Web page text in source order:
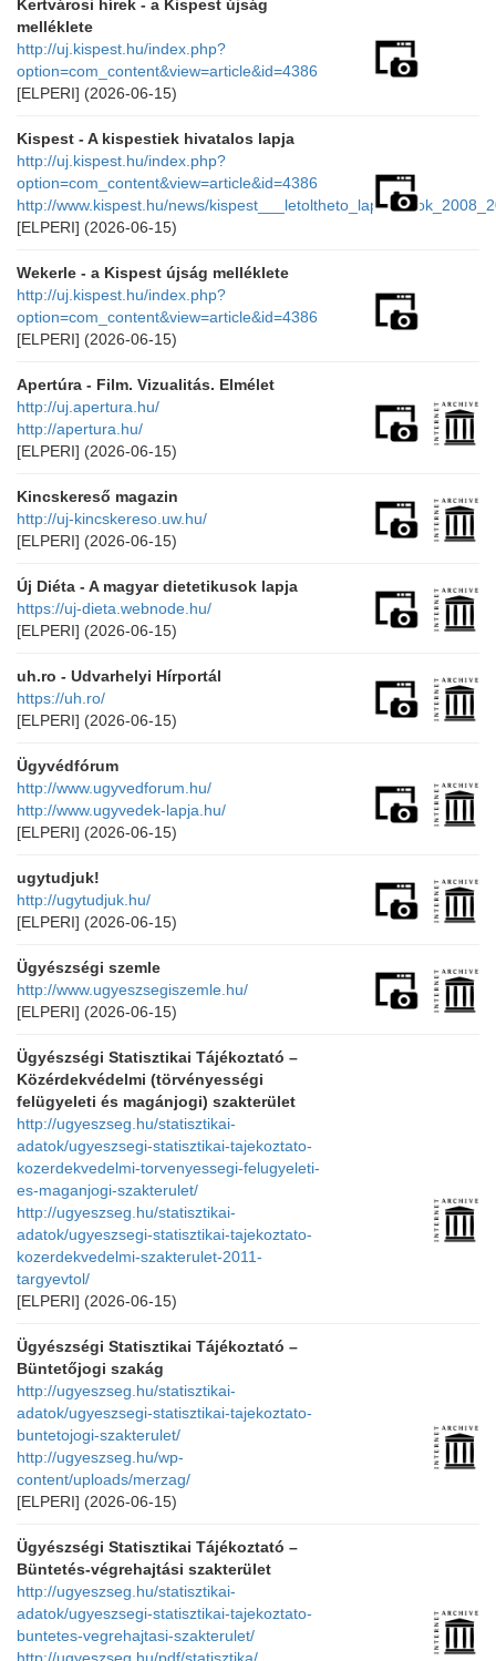
Kertvárosi hírek - a Kispest újság
melléklete
http://uj.kispest.hu/index.php?
option=com_content&view=article&id=4386
[ELPERI] (2026-06-15)
Kispest - A kispestiek hivatalos lapja
http://uj.kispest.hu/index.php?
option=com_content&view=article&id=4386
http://www.kispest.hu/news/
[ELPERI] (2026-06-15)
Wekerle - a Kispest újság melléklete
http://uj.kispest.hu/index.php?
option=com_content&view=article&id=4386
[ELPERI] (2026-06-15)
Apertúra - Film. Vizualitás. Elmélet
http://uj.apertura.hu/
http://apertura.hu/
[ELPERI] (2026-06-15)
Kincskereső magazin
http://uj-kincskereso.uw.hu/
[ELPERI] (2026-06-15)
Új Diéta - A magyar dietetikusok lapja
https://uj-dieta.webnode.hu/
[ELPERI] (2026-06-15)
uh.ro - Udvarhelyi Hírportál
https://uh.ro/
[ELPERI] (2026-06-15)
Ügyvédfórum
http://www.ugyvedforum.hu/
http://www.ugyvedek-lapja.hu/
[ELPERI] (2026-06-15)
ugytudjuk!
http://ugytudjuk.hu/
[ELPERI] (2026-06-15)
Ügyészségi szemle
http://www.ugyeszsegiszemle.hu/
[ELPERI] (2026-06-15)
Ügyészségi Statisztikai Tájékoztató –
Közérdekvédelmi (törvényességi
felügyeleti és magánjogi) szakterület
http://ugyeszseg.hu/statisztikai-
adatok/ugyeszsegi-statisztikai-tajekoztato-
kozerdekvedelmi-torvenyessegi-felugyeleti-
es-maganjogi-szakterulet/
http://ugyeszseg.hu/statisztikai-
adatok/ugyeszsegi-statisztikai-tajekoztato-
kozerdekvedelmi-szakterulet-2011-
targyevtol/
[ELPERI] (2026-06-15)
Ügyészségi Statisztikai Tájékoztató –
Büntetőjogi szakág
http://ugyeszseg.hu/statisztikai-
adatok/ugyeszsegi-statisztikai-tajekoztato-
buntetojogi-szakterulet/
http://ugyeszseg.hu/wp-
content/uploads/merzag/
[ELPERI] (2026-06-15)
Ügyészségi Statisztikai Tájékoztató –
Büntetés-végrehajtási szakterület
http://ugyeszseg.hu/statisztikai-
adatok/ugyeszsegi-statisztikai-tajekoztato-
buntetes-vegrehajtasi-szakterulet/